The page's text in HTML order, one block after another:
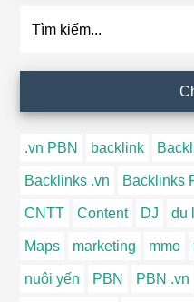
.vn PBN backlink
Backlinks .vn Backlinks
CNTT Content DJ du
Maps marketing mmo
nuôi yến PBN PBN .vn